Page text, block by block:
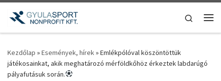
Teljes tartalom megjelenítése
Search
Kezdőlap »Események, hírek»Emlékpólóval köszöntöttük
játékosainkat, akik meghatározó mérföldkőhöz érkeztek labdarúgó
pályafutásuk során.